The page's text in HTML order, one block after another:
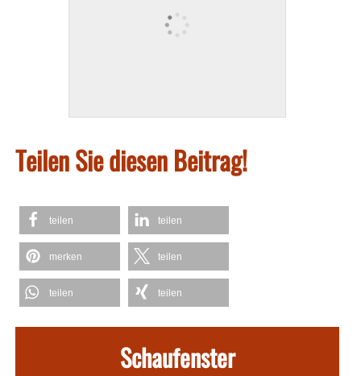
Teilen Sie diesen Beitrag!
teilen teilen
merken teilen
teilen teilen
Schaufenster